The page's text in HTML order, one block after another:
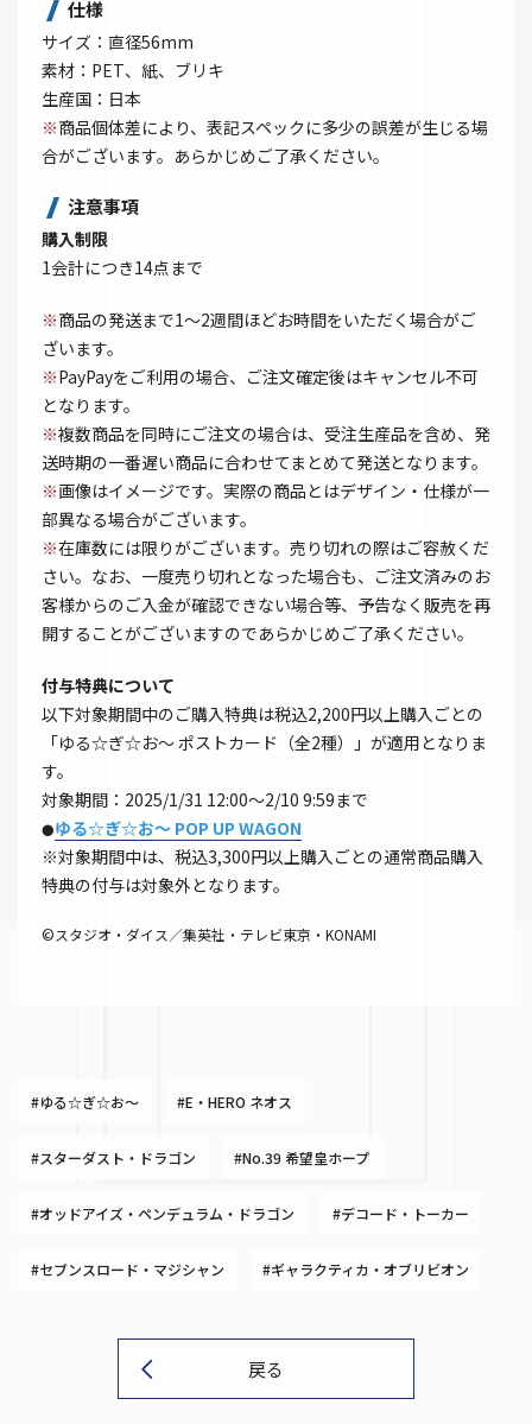
仕様
サイズ：直径56mm
素材：PET、紙、ブリキ
生産国：日本
※商品個体差により、表記スペックに多少の誤差が生じる場
合がございます。あらかじめご了承ください。
注意事項
購入制限
1会計につき14点まで
※商品の発送まで1～2週間ほどお時間をいただく場合がご
ざいます。
※PayPayをご利用の場合、ご注文確定後はキャンセル不可
となります。
※複数商品を同時にご注文の場合は、受注生産品を含め、発
送時期の一番遅い商品に合わせてまとめて発送となります。
※画像はイメージです。実際の商品とはデザイン・仕様が一
部異なる場合がございます。
※在庫数には限りがございます。売り切れの際はご容赦くだ
さい。なお、一度売り切れとなった場合も、ご注文済みのお
客様からのご入金が確認できない場合等、予告なく販売を再
開することがございますのであらかじめご了承ください。
付与特典について
以下対象期間中のご購入特典は税込2,200円以上購入ごとの
「ゆる☆ぎ☆お～ ポストカード（全2種）」が適用となりま
す。
対象期間：2025/1/31 12:00～2/10 9:59まで
●ゆる☆ぎ☆お～ POP UP WAGON
※対象期間中は、税込3,300円以上購入ごとの通常商品購入
特典の付与は対象外となります。
©スタジオ・ダイス／集英社・テレビ東京・KONAMI
#ゆる☆ぎ☆お～ #E・HERO ネオス
#スターダスト・ドラゴン #No.39 希望皇ホープ
#オッドアイズ・ペンデュラム・ドラゴン #デコード・トーカー
#セブンスロード・マジシャン #ギャラクティカ・オブリビオン
戻る